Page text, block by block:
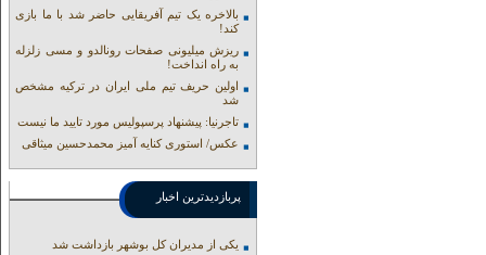
بالاخره یک تیم آفریقایی حاضر شد با ما بازی
کند!
ریزش میلیونی صفحات رونالدو و مسی زلزله
به راه انداخت!
اولین حریف تیم ملی ایران در ترکیه مشخص
شد
تاجرنیا: پیشنهاد پرسپولیس مورد تایید ما نیست
عکس/ استوری کنایه آمیز محمدحسین میثاقی
پربازدیدترین اخبار
یکی از مدیران کل بوشهر بازداشت شد